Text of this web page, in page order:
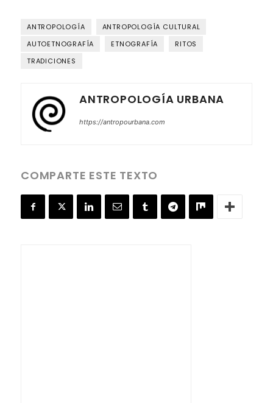
ANTROPOLOGÍA
ANTROPOLOGÍA CULTURAL
AUTOETNOGRAFÍA
ETNOGRAFÍA
RITOS
TRADICIONES
ANTROPOLOGÍA URBANA
https://antropourbana.com
COMPARTE ESTE TEXTO